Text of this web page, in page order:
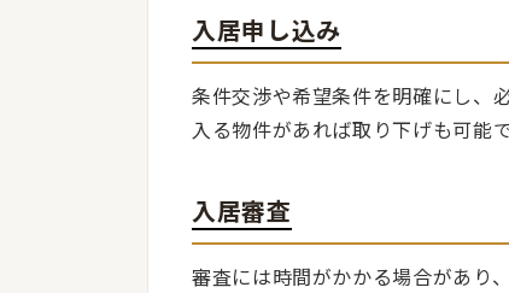
入居申し込み
条件交渉や希望条件を明確にし、
入る物件があれば取り下げも可能で
入居審査
審査には時間がかかる場合があり